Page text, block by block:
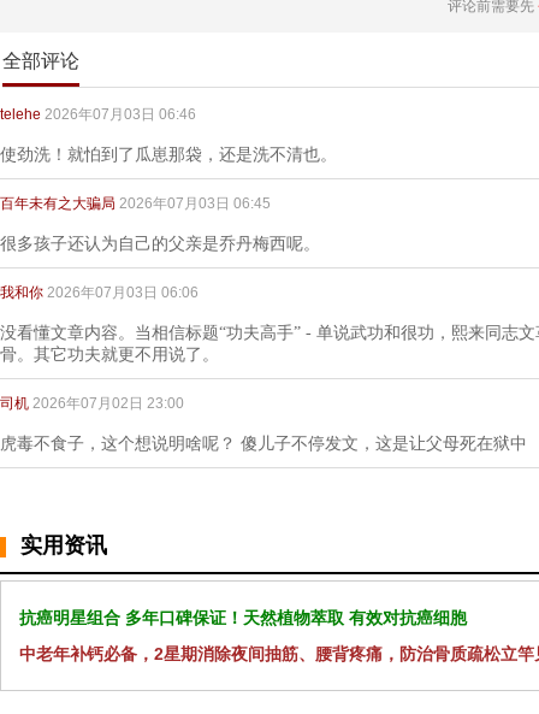
评论前需要先
全部评论
telehe 2026年07月03日 06:46
使劲洗！就怕到了瓜崽那袋，还是洗不清也。
百年未有之大骗局 2026年07月03日 06:45
很多孩子还认为自己的父亲是乔丹梅西呢。
我和你 2026年07月03日 06:06
没看懂文章内容。当相信标题“功夫高手” - 单说武功和很功，熙来同志
骨。其它功夫就更不用说了。
司机 2026年07月02日 23:00
虎毒不食子，这个想说明啥呢？ 傻儿子不停发文，这是让父母死在狱中
实用资讯
抗癌明星组合 多年口碑保证！天然植物萃取 有效对抗癌细胞
中老年补钙必备，2星期消除夜间抽筋、腰背疼痛，防治骨质疏松立竿